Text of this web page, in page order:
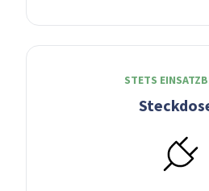
STETS